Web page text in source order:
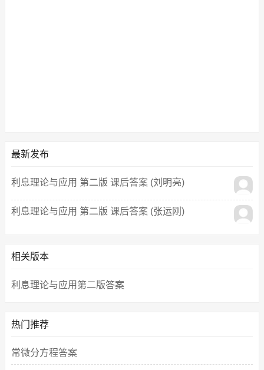
最新发布
利息理论与应用 第二版 课后答案 (刘明亮)
利息理论与应用 第二版 课后答案 (张运刚)
相关版本
利息理论与应用第二版答案
热门推荐
常微分方程答案